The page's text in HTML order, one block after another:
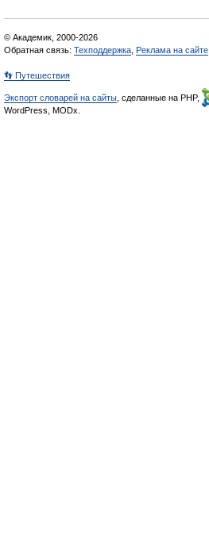
© Академик, 2000-2026
Обратная связь: Техподдержка Реклама на сайте
👣 Путешествия
Экспорт словарей на сайты , сделанные на PHP,
WordPress, MODx.